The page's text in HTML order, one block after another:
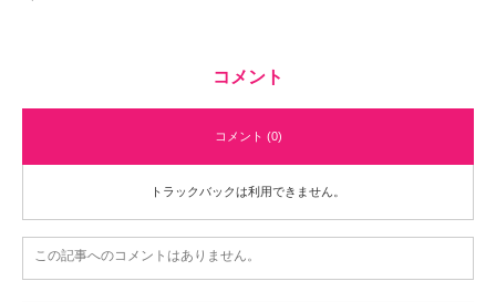
コメント
コメント (0)
トラックバックは利用できません。
この記事へのコメントはありません。